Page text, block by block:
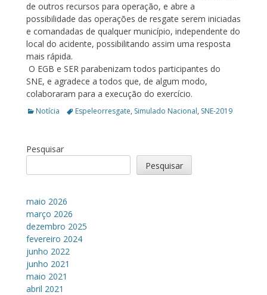
de outros recursos para operação, e abre a
possibilidade das operações de resgate serem iniciadas
e comandadas de qualquer município, independente do
local do acidente, possibilitando assim uma resposta
mais rápida.
O EGB e SER parabenizam todos participantes do
SNE, e agradece a todos que, de algum modo,
colaboraram para a execução do exercício.
Categories
Notícia TagsEspeleorresgate, Simulado Nacional, SNE-2019
Pesquisar
Pesquisar
maio 2026
março 2026
dezembro 2025
fevereiro 2024
junho 2022
junho 2021
maio 2021
abril 2021